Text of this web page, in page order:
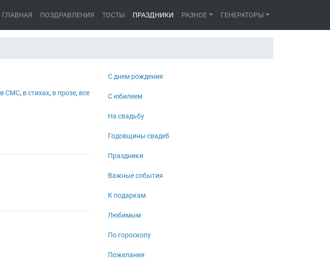
ГЛАВНАЯ ПОЗДРАВЛЕНИЯ ТОСТЫ ПРАЗДНИКИ РАЗНОЕ ГЕНЕРАТОРЫ
в СМС, в стихах, в прозе, все
С днем рождения
С юбилеем
На свадьбу
Годовщины свадеб
Праздники
Важные события
К подаркам
Любимым
По гороскопу
Пожелания